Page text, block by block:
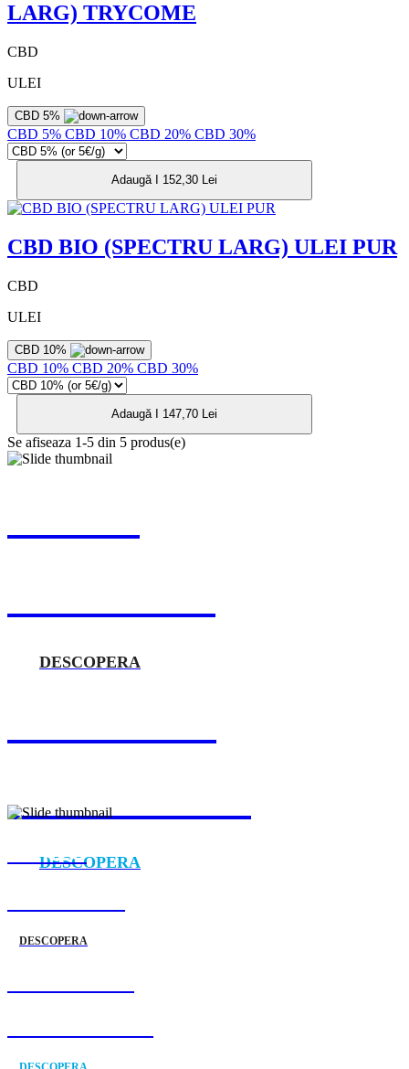
LARG) TRYCOME
CBD
ULEI
CBD 5%
CBD 5% CBD 10% CBD 20% CBD 30%
Adaugă I 152,30 Lei
CBD BIO (SPECTRU LARG) ULEI PUR
CBD
ULEI
CBD 10%
CBD 10% CBD 20% CBD 30%
Adaugă I 147,70 Lei
Se afiseaza 1-5 din 5 produs(e)
DESCOPERA
ÎN EUROPA 💫
DESCOPERA
MEREU
DESCOPERA